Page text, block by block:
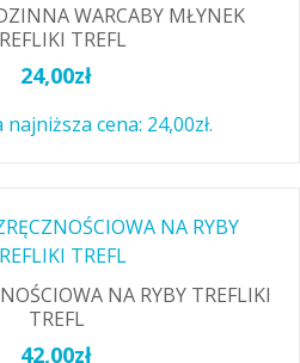
WARCABY MŁYNEK
TREFL
24,00zł
cena: 24,00zł.
NA RYBY TREFLIKI
TREFL
42,00zł